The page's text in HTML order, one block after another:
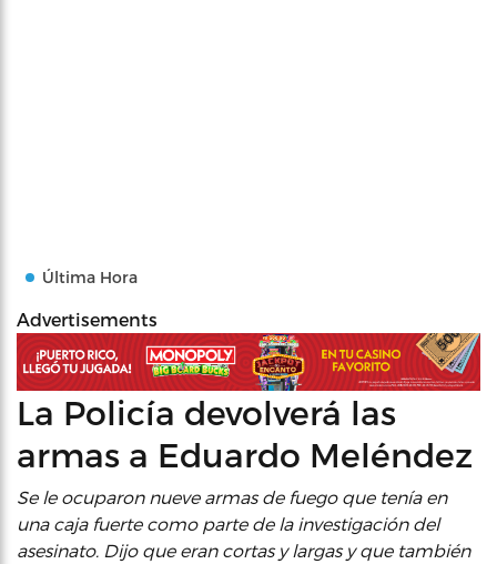
Última Hora
Advertisements
La Policía devolverá las
armas a Eduardo Meléndez
Se le ocuparon nueve armas de fuego que tenía en
una caja fuerte como parte de la investigación del
asesinato. Dijo que eran cortas y largas y que también